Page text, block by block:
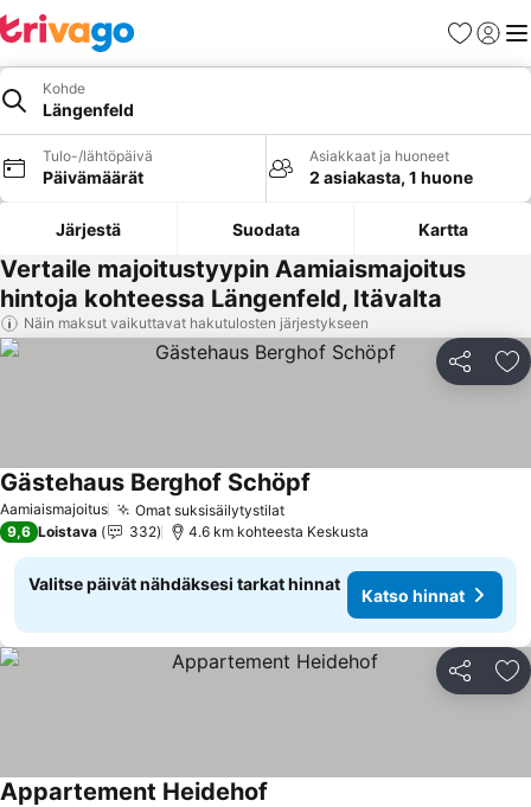
Suosikit
Kohde
Längenfeld
Tulo-/lähtöpäivä
Päivämäärät
Asiakkaat ja huoneet
2 asiakasta, 1 huone
Järjestä Suodata Kartta
Vertaile majoitustyypin Aamiaismajoitus
hintoja kohteessa Längenfeld, Itävalta
Näin maksut vaikuttavat hakutulosten järjestykseen
Jaa
Aamiaismajoitus Omat suksisäilytystilatKatso hinnat
Gästehaus Berghof Schöpf
9,6 Loistava 332 4.6 km kohteesta Keskusta
Valitse päivät nähdäksesi tarkat hinnat
Katso hinnat
Jaa
Appartement Heidehof